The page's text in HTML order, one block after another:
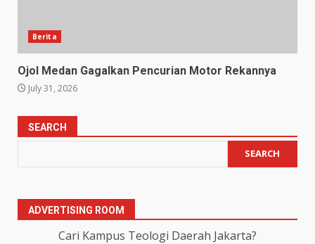
Berita
Ojol Medan Gagalkan Pencurian Motor Rekannya
July 31, 2026
SEARCH
SEARCH
ADVERTISING ROOM
Cari Kampus Teologi Daerah Jakarta?